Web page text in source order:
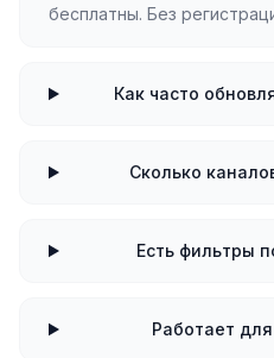
бесплатны. Без
Как часто
Сколько
Есть фильтры
Работает